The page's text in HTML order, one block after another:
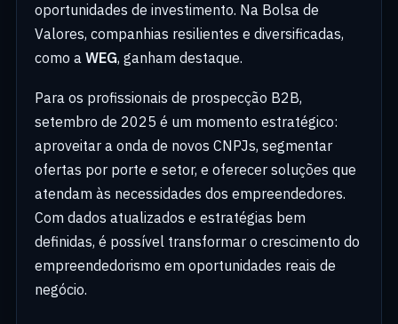
oportunidades de investimento. Na Bolsa de
Valores, companhias resilientes e diversificadas,
como a WEG, ganham destaque.
Para os profissionais de prospecção B2B,
setembro de 2025 é um momento estratégico:
aproveitar a onda de novos CNPJs, segmentar
ofertas por porte e setor, e oferecer soluções que
atendam às necessidades dos empreendedores.
Com dados atualizados e estratégias bem
definidas, é possível transformar o crescimento do
empreendedorismo em oportunidades reais de
negócio.